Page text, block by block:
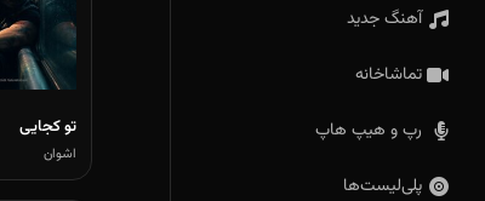
آهنگ جدید
تماشاخانه
رپ و هیپ هاپ
پلی‌لیست‌ها
تو کجایی
اشوان